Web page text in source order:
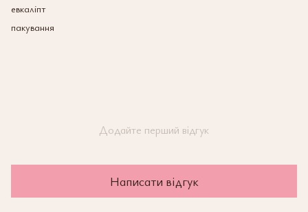
евкаліпт
пакування
Додайте перший відгук
Написати відгук